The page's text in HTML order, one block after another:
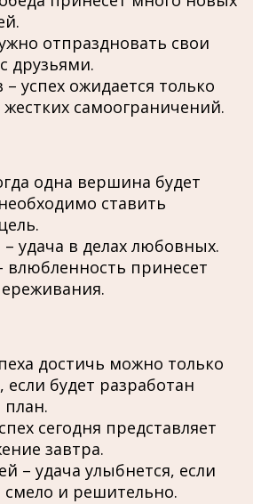
отпраздновать свои
друзьями.
успех ожидается только
самоограничений.
одна вершина будет
ставить
удача в делах любовных.
влюбленность принесет
достичь можно только
если будет разработан
сегодня представляет
завтра.
– удача улыбнется, если
смело и решительно.